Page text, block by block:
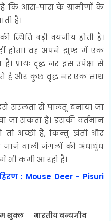
कि आस-पास के ग्रामीणों के
है।
बड़ी दयनीय होती है।
होता। वह अपने झुण्ड में एक
प्रायः वृद्ध नर इस उपेक्षा से
हैं और कुछ वृद्ध नर एक साथ
सरलता से पालतू बनाया जा
जा सकता है। इसकी वर्तमान
तो अच्छी है, किन्तु खेती और
वाली जंगलों की अंधाधुंध
भी कमी आ रही है।
हिरण : Mouse Deer - Pisuri
शुक्ल
भारतीय वन्यजीव